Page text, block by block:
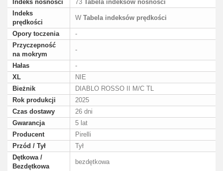
Indeks nośności
73 Tabela indeksów nośności
Indeks
prędkości
W Tabela indeksów prędkości
Opory toczenia
-
Przyczepność
na mokrym
-
Hałas
-
XL
NIE
Bieżnik
DIABLO ROSSO II M/C TL
Rok produkcji
2025
Czas dostawy
26 dni
Gwarancja
5 lat
Producent
Pirelli
Przód / Tył
Tył
Dętkowa /
Bezdętkowa
bezdętkowa